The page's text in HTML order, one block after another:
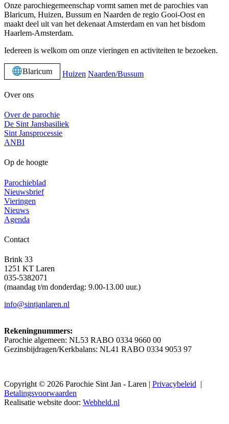
Onze parochiegemeenschap vormt samen met de parochies van
Blaricum, Huizen, Bussum en Naarden de regio Gooi-Oost en
maakt deel uit van het dekenaat Amsterdam en van het bisdom
Haarlem-Amsterdam.
Iedereen is welkom om onze vieringen en activiteiten te bezoeken.
Blaricum Huizen Naarden/Bussum
Over ons
Over de parochie
De Sint Jansbasiliek
Sint Jansprocessie
ANBI
Op de hoogte
Parochieblad
Nieuwsbrief
Vieringen
Nieuws
Agenda
Contact
Brink 33
1251 KT Laren
035-5382071
(maandag t/m donderdag: 9.00-13.00 uur.)
info@sintjanlaren.nl
Rekeningnummers:
Parochie algemeen: NL53 RABO 0334 9660 00
Gezinsbijdragen/Kerkbalans: NL41 RABO 0334 9053 97
Copyright © 2026 Parochie Sint Jan - Laren | Privacybeleid |
Betalingsvoorwaarden
Realisatie website door: Webheld.nl